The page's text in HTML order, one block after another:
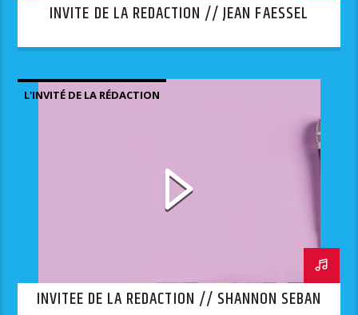
INVITE DE LA REDACTION // JEAN FAESSEL
L'INVITÉ DE LA RÉDACTION
INVITEE DE LA REDACTION // SHANNON SEBAN